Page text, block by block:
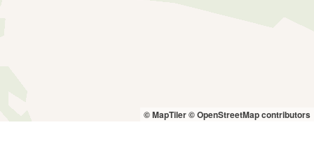
© MapTiler© OpenStreetMap contributors